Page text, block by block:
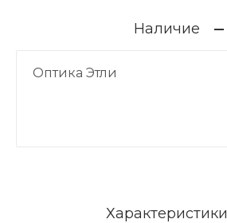
Наличие
Оптика Этли
Характеристики